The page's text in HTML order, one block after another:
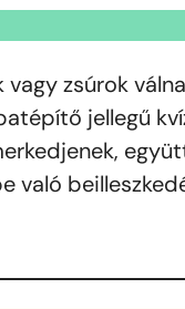
zsúrok
jellegű
való